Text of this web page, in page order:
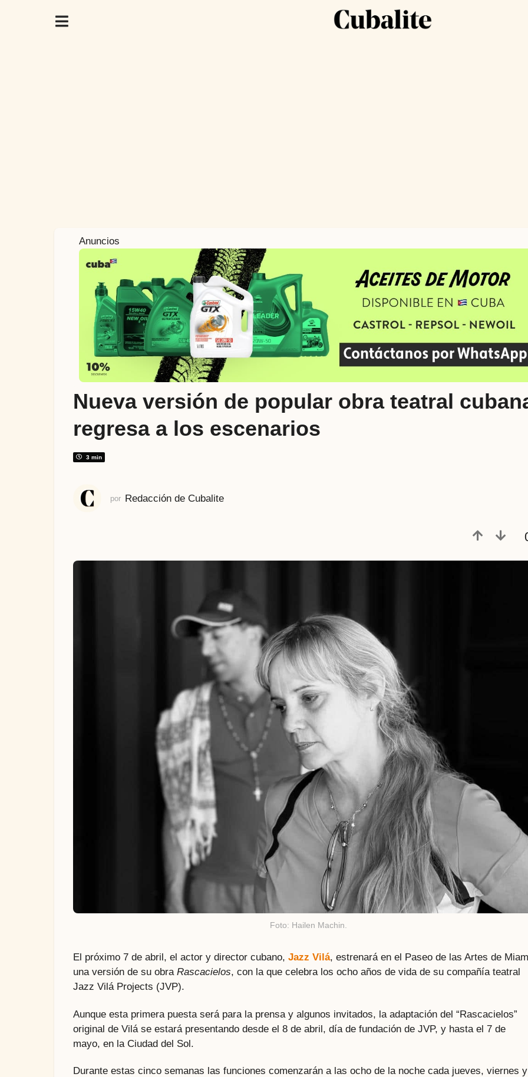
a
ñ
o
a
Anuncios
Nueva versión de popular obra teatral
regresa a los escenarios
3 min
por Redacción de Cubalite
Foto: Hailen Machin.
El próximo 7 de abril, el actor y director cubano, Jazz Vilá, estrenará en el Paseo de las Artes de
una versión de su obra Rascacielos, con la que celebra los ocho años de vida de su compañía teatral
Jazz Vilá Projects (JVP).
Aunque esta primera puesta será para la prensa y algunos invitados, la adaptación del “Rascacielos”
original de Vilá se estará presentando desde el 8 de abril, día de fundación de JVP, y hasta el 7 de
mayo, en la Ciudad del Sol.
Durante estas cinco semanas las funciones comenzarán a las ocho de la noche cada jueves, viernes y